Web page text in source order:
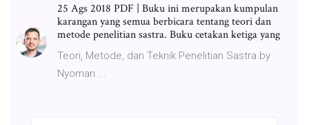
25 Ags 2018 PDF | Buku ini merupakan kumpulan
karangan yang semua berbicara tentang teori dan
metode penelitian sastra. Buku cetakan ketiga yang
Teori, Metode, dan Teknik Penelitian Sastra by
Nyoman ...